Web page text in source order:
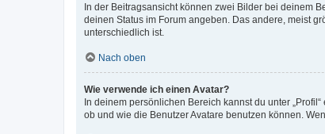
In der Beitragsansicht können zwei Bilder bei deinem
deinen Status im Forum angeben. Das andere, meist
unterschiedlich ist.
Nach oben
Wie verwende ich einen Avatar?
In deinem persönlichen Bereich kannst du unter
ob und wie die Benutzer Avatare benutzen können.